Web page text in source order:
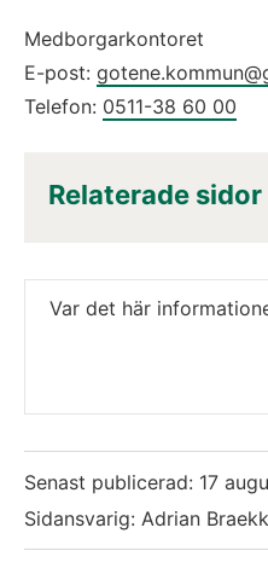
Medborgarkontoret
E-post:
Telefon: 0511-38 60 00
Relaterade sidor
Var det här
Senast publicerad: 17
Sidansvarig: Adrian